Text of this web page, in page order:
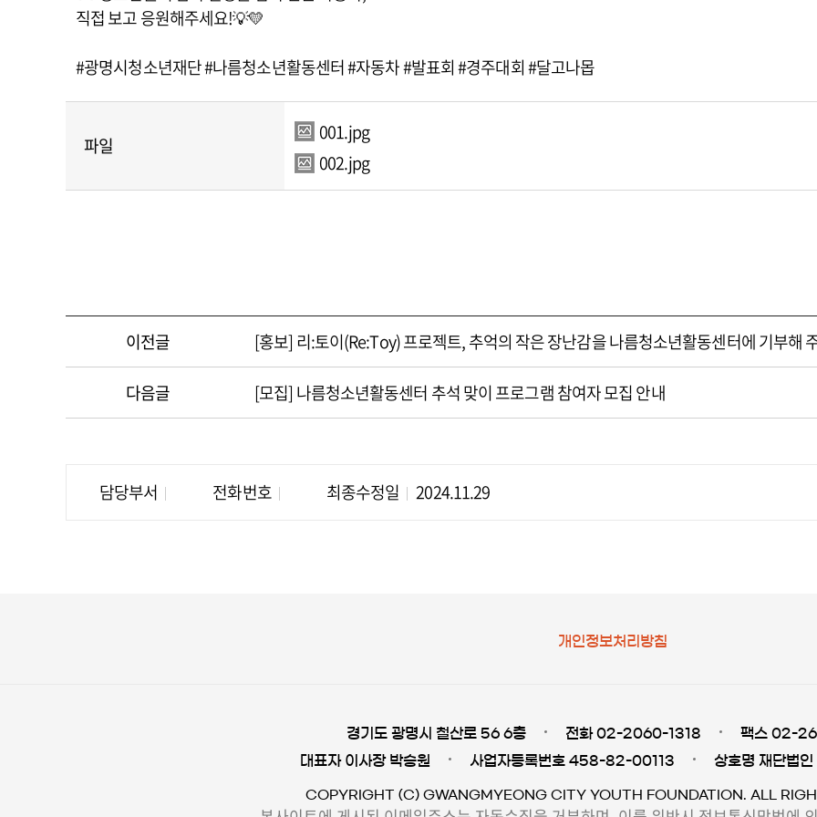
직접 보고 응원해주세요!💡💛
#광명시청소년재단 #나름청소년활동센터 #자동차 #발표회 #경주대회 #달고나몹
파일
001.jpg
002.jpg
이전글 [홍보] 리:토이(Re:Toy) 프로젝트, 추억의 작은 장난감을 나름청소년활동센터에 기부해
다음글 [모집] 나름청소년활동센터 추석 맞이 프로그램 참여자 모집 안내
담당부서 전화번호 최종수정일 2024.11.29
개인정보처리방침
경기도 광명시 철산로 56 6층 전화 02-2060-1318
팩스 02-
대표자 이사장 박승원
사업자등록번호 458-82-00113 상호명 재단법
COPYRIGHT (C) GWANGMYEONG CITY YOUTH FOUNDATION. ALL